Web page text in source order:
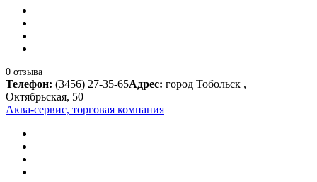
0 отзыва
Телефон: (3456) 27-35-65Адрес: город Тобольск ,
Октябрьская, 50
Аква-сервис, торговая компания